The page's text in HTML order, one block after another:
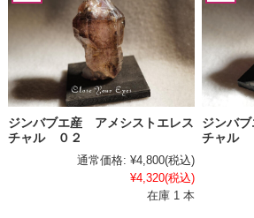
ジンバブエ産 アメシストエレス
チャル ０２
通常価格: ¥4,800(税込)
¥4,320(税込)
在庫 1 本
ジンバ
チャル